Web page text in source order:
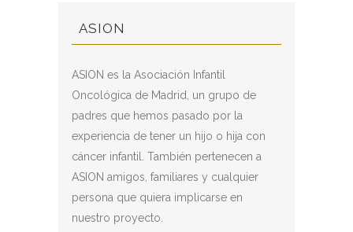
ASION
ASION es la Asociación Infantil
Oncológica de Madrid, un grupo de
padres que hemos pasado por la
experiencia de tener un hijo o hija con
cáncer infantil. También pertenecen a
ASION amigos, familiares y cualquier
persona que quiera implicarse en
nuestro proyecto.